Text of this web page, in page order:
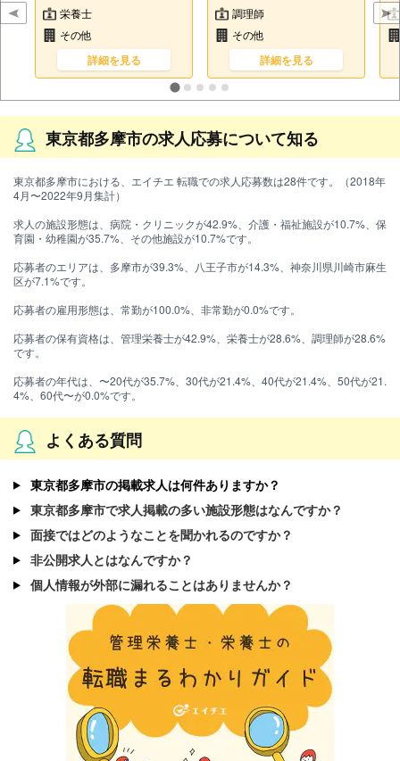
栄養士
その他
詳細を見る
調理師
その他
詳細を見る
東京都多摩市の求人応募について知る
東京都多摩市における、エイチエ 転職での求人応募数は28件です。（2018年
4月〜2022年9月集計）
求人の施設形態は、病院・クリニックが42.9%、介護・福祉施設が10.7%、保
育園・幼稚園が35.7%、その他施設が10.7%です。
応募者のエリアは、多摩市が39.3%、八王子市が14.3%、神奈川県川崎市麻生
区が7.1%です。
応募者の雇用形態は、常勤が100.0%、非常勤が0.0%です。
応募者の保有資格は、管理栄養士が42.9%、栄養士が28.6%、調理師が28.6%
です。
応募者の年代は、〜20代が35.7%、30代が21.4%、40代が21.4%、50代が21.
4%、60代〜が0.0%です。
よくある質問
東京都多摩市の掲載求人は何件ありますか？
東京都多摩市で求人掲載の多い施設形態はなんですか？
面接ではどのようなことを聞かれるのですか？
非公開求人とはなんですか？
個人情報が外部に漏れることはありませんか？